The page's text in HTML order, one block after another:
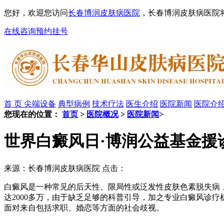
您好，欢迎您访问长春博润皮肤病医院 ，长春博润皮肤病医
在线咨询预约挂号
首 页 尖端设备 典型病例 技术疗法 医生介绍 医院新闻 医院介
您现在的位置： 首页 > 医院概况> 医院新闻>
世界白癜风日·博润公益基金援
来源：长春博润皮肤病医院 点击：
白癜风是一种常见的后天性、限局性或泛发性皮肤色素脱失
达2000多万，由于缺乏足够的科普引导，加之专业白癜风诊
面对来自包括求职、婚恋等方面的社会歧视。